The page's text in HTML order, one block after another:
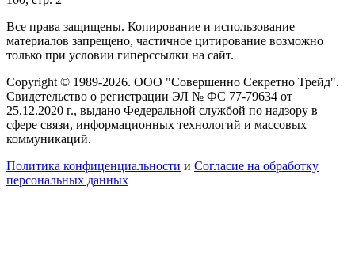
Все права защищены. Копирование и использование
материалов запрещено, частичное цитирование возможно
только при условии гиперссылки на сайт.
Copyright © 1989-2026. ООО "Совершенно Секретно Трейд".
Свидетельство о регистрации ЭЛ № ФС 77-79634 от
25.12.2020 г., выдано Федеральной службой по надзору в
сфере связи, информационных технологий и массовых
коммуникаций.
Политика конфиценциальности и Согласие на обработку
персональных данных